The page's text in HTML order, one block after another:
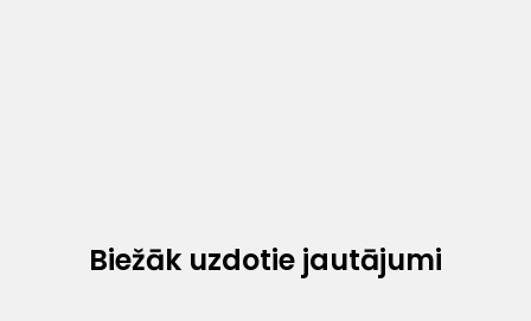
Biežāk uzdotie jautājumi